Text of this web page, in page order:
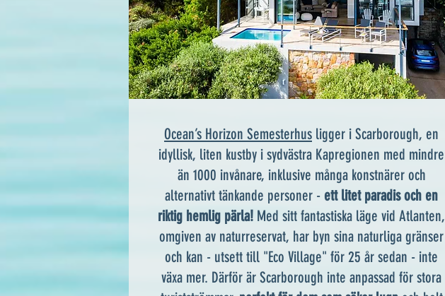
Ocean’s Horizon Semesterhus ligger i Scarborough, en
idyllisk, liten kustby i sydvästra Kapregionen med mindre
än 1000 invånare, inklusive många konstnärer och
alternativt tänkande personer - ett litet paradis och en
riktig hemlig pärla! Med sitt fantastiska läge vid Atlanten,
omgiven av naturreservat, har byn sina naturliga gränser
och kan - utsett till "Eco Village" för 25 år sedan - inte
växa mer. Därför är Scarborough inte anpassad för stora